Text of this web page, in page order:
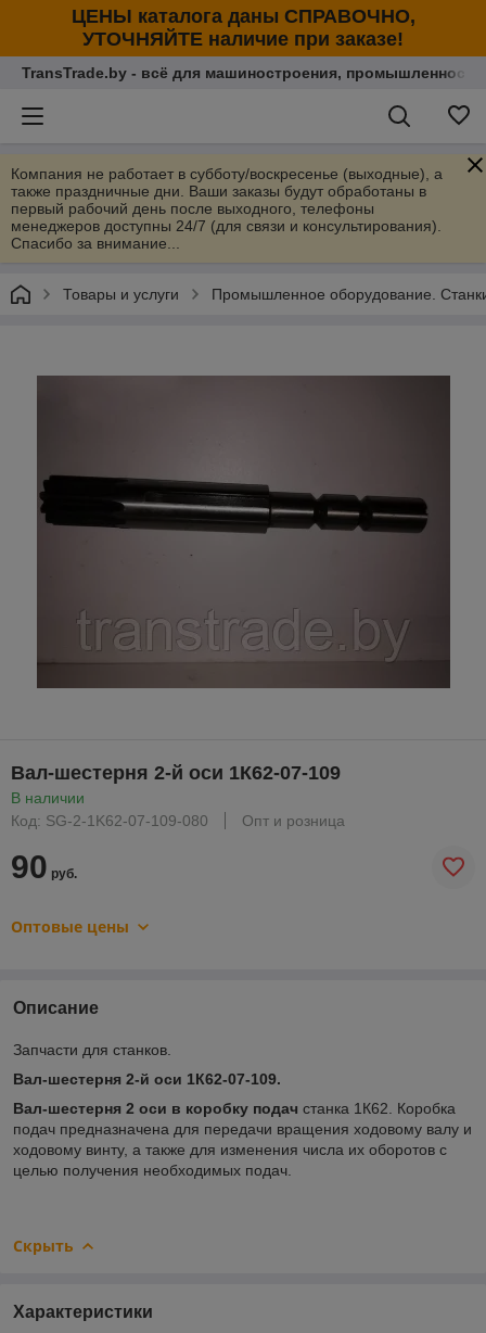
ЦЕНЫ каталога даны СПРАВОЧНО,
УТОЧНЯЙТЕ наличие при заказе!
TransTrade.by - всё для машиностроения,
Компания не работает в субботу/воскресенье (выходные), а
также праздничные дни. Ваши заказы будут обработаны в
первый рабочий день после выходного, телефоны
менеджеров доступны 24/7 (для связи и консультирования).
Спасибо за внимание...
Товары и услуги Промышленное оборудование.
Вал-шестерня 2-й оси 1К62-07-109
В наличии
Код: SG-2-1K62-07-109-080
Опт и розница
90 руб.
Оптовые цены
Описание
Запчасти для станков.
Вал-шестерня 2-й оси 1К62-07-109.
Вал-шестерня 2 оси в коробку подач станка 1К62. Коробка
подач предназначена для передачи вращения ходовому валу и
ходовому винту, а также для изменения числа их оборотов с
целью получения необходимых подач.
Скрыть
Характеристики